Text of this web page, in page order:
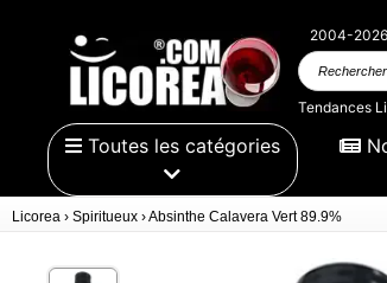
2004-
Tendances
Toutes les catégories
Licorea › Spiritueux ›Absinthe Calavera Vert 89.9%